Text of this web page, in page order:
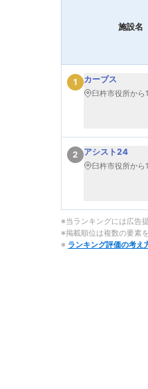
施設名
1 カーブス
臼杵市役所から
2 アシスト24
臼杵市役所から
※当ランキングには広告
※掲載順位は複数の要素
※ ランキング評価の考え